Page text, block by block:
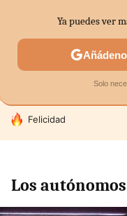
MENÚ
HOY SE HABLA DE
Felicidad
Los
Ya puedes ver
Solo